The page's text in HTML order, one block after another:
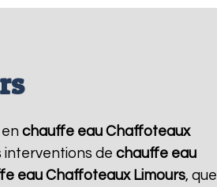
chauffe eau Chaffoteaux
interventions de chauffe eau
eau Chaffoteaux Limours, que